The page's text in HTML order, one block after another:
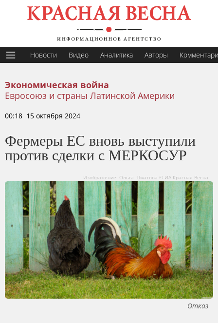
Новости Видео Аналитика Авторы
Экономическая война
Евросоюз и страны Латинской Америки
00:18 15 октября 2024
Фермеры ЕС вновь выступили
против сделки с МЕРКОСУР
Изображение: Ольга Шматова © ИА Красная Весна
Отказ